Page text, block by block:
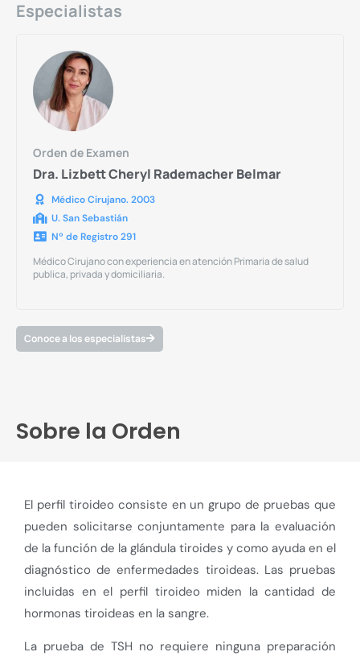
Especialistas
Orden de Examen
Dra. Lizbett Cheryl Rademacher Belmar
Médico Cirujano. 2003
U. San Sebastián
Nº de Registro 291
Médico Cirujano con experiencia en atención Primaria de salud
publica, privada y domiciliaria.
Conoce a los especialistas
Sobre la Orden
El perfil tiroideo consiste en un grupo de pruebas que
pueden solicitarse conjuntamente para la evaluación
de la función de la glándula tiroides y como ayuda en el
diagnóstico de enfermedades tiroideas. Las pruebas
incluidas en el perfil tiroideo miden la cantidad de
hormonas tiroideas en la sangre.
La prueba de TSH no requiere ninguna preparación